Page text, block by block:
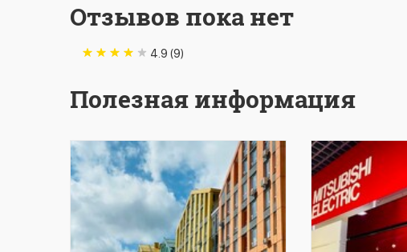
Отзывов пока нет
4.9 (9)
Полезная информация